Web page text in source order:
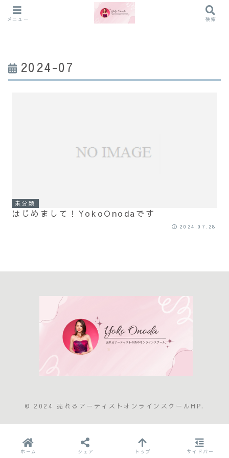
2024-07
未分類
はじめまして！YokoOnodaです
2024.07.28
© 2024 売れるアーティストオンラインスクールHP.
メニュー 検索
ホーム シェア トップ サイドバー